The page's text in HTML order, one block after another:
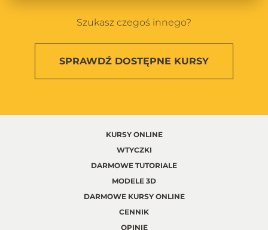
Szukasz czegoś innego?
SPRAWDŹ DOSTĘPNE KURSY
KURSY ONLINE
WTYCZKI
DARMOWE TUTORIALE
MODELE 3D
DARMOWE KURSY ONLINE
CENNIK
OPINIE